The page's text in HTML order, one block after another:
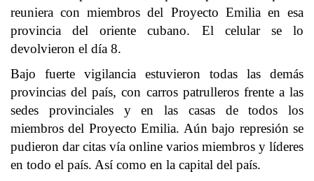
reuniera con miembros del Proyecto Emilia en esa
provincia del oriente cubano. El celular se lo
devolvieron el día 8.
Bajo fuerte vigilancia estuvieron todas las demás
provincias del país, con carros patrulleros frente a las
sedes provinciales y en las casas de todos los
miembros del Proyecto Emilia. Aún bajo represión se
pudieron dar citas vía online varios miembros y líderes
en todo el país. Así como en la capital del país.